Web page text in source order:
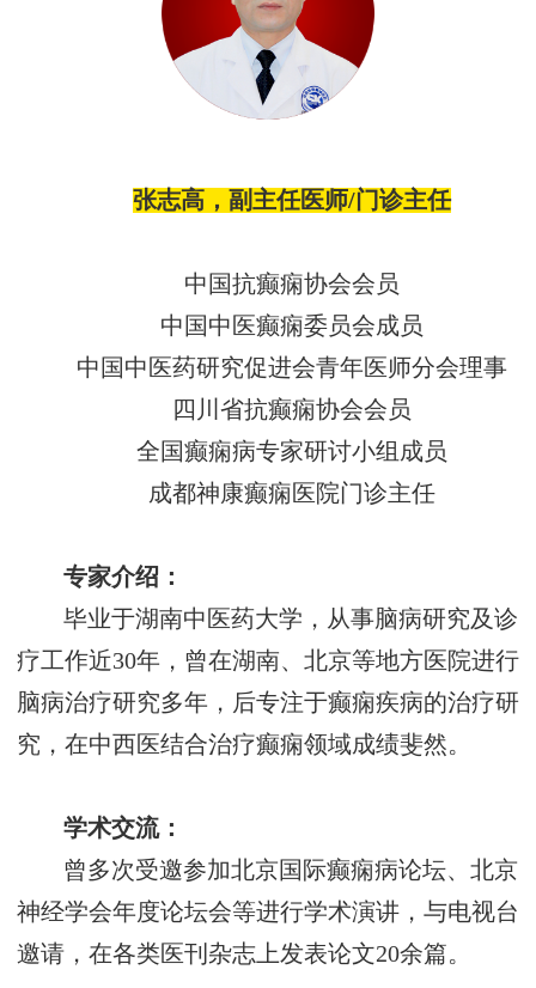
张志高，副主任医师/门诊主任
中国抗癫痫协会会员
中国中医癫痫委员会成员
中国中医药研究促进会青年医师分会理事
四川省抗癫痫协会会员
全国癫痫病专家研讨小组成员
成都神康癫痫医院门诊主任
专家介绍：
毕业于湖南中医药大学，从事脑病研究及诊
疗工作近30年，曾在湖南、北京等地方医院进行
脑病治疗研究多年，后专注于癫痫疾病的治疗研
究，在中西医结合治疗癫痫领域成绩斐然。
学术交流：
曾多次受邀参加北京国际癫痫病论坛、北京
神经学会年度论坛会等进行学术演讲，与电视台
邀请，在各类医刊杂志上发表论文20余篇。